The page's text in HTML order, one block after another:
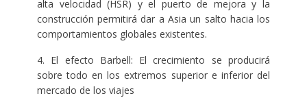
alta velocidad (HSR) y el puerto de mejora y la
construcción permitirá dar a Asia un salto hacia los
comportamientos globales existentes.
4. El efecto Barbell: El crecimiento se producirá
sobre todo en los extremos superior e inferior del
mercado de los viajes